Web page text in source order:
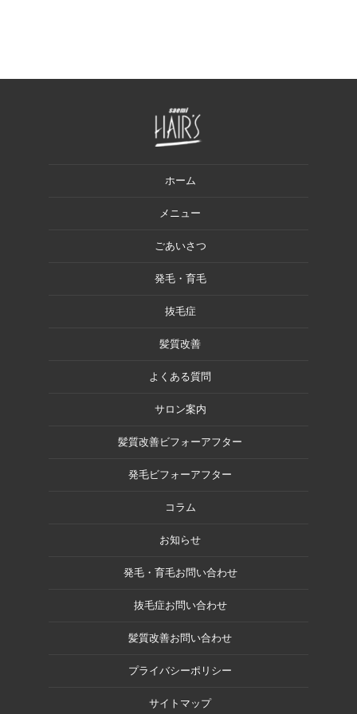
ホーム
メニュー
ごあいさつ
発毛・育毛
抜毛症
髪質改善
よくある質問
サロン案内
髪質改善ビフォーアフター
発毛ビフォーアフター
コラム
お知らせ
発毛・育毛お問い合わせ
抜毛症お問い合わせ
髪質改善お問い合わせ
プライバシーポリシー
サイトマップ